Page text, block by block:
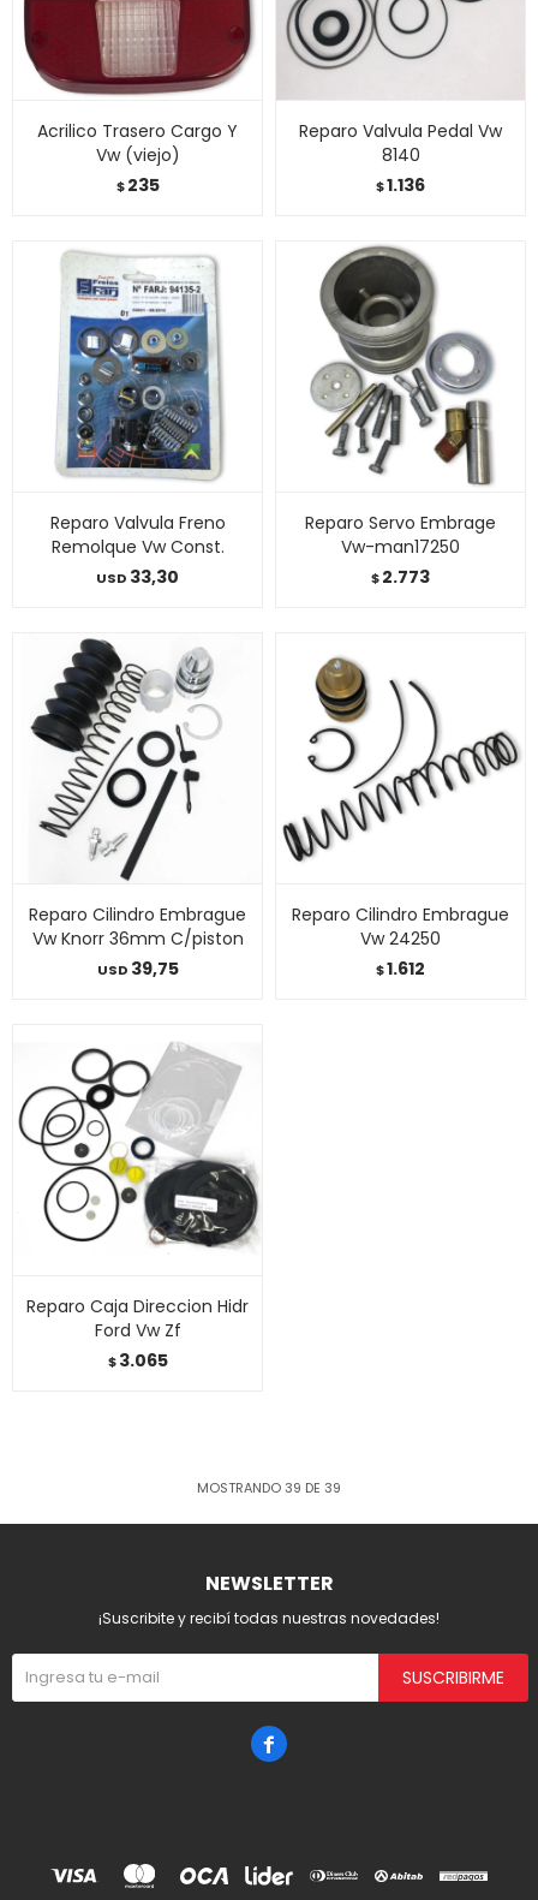
Acrilico Trasero Cargo Y
Vw (viejo)
$ 235
Reparo Valvula Pedal Vw
8140
$1.136
Reparo Valvula Freno
Remolque Vw Const.
USD 33,30
Reparo Servo Embrage
Vw-man17250
$2.773
Reparo Cilindro Embrague
Vw Knorr 36mm C/piston
USD 39,75
Reparo Cilindro Embrague
Vw 24250
$1.612
Reparo Caja Direccion Hidr
Ford Vw Zf
$ 3.065
MOSTRANDO39 DE 39
NEWSLETTER
¡Suscribite y recibí todas nuestras novedades!
SUSCRIBIRME
